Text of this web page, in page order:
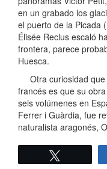
en un grabado los
el puerto de la Picada
Élisée Reclus escaló
frontera, parece
Huesca.
Otra curiosidad que
francés es que su
seis volúmenes en
Ferrer i Guàrdia, fue
naturalista aragonés,